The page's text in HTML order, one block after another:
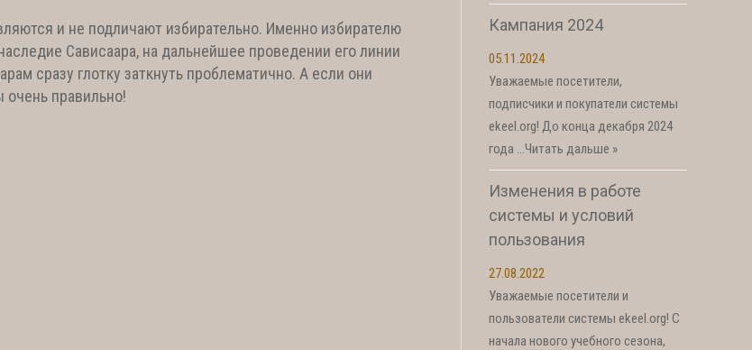
и не подличают избирательно. Именно избирателю
Сависаара, на дальнейшее проведении его линии
сразу глотку заткнуть проблематично. А если они
правильно!
Кампания 2024
05.11.2024
Уважаемые посетители,
подписчики и покупатели системы
ekeel.org! До конца декабря 2024
года …Читать дальше »
Изменения в работе
системы и условий
пользования
27.08.2022
Уважаемые посетители и
пользователи системы ekeel.org! С
начала нового учебного сезона,